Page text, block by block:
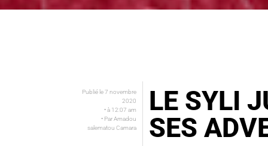
Publié le7 novembre
2020
• à 12:07 am
• ParAmadou
salematou Camara
LE SYLI
SES